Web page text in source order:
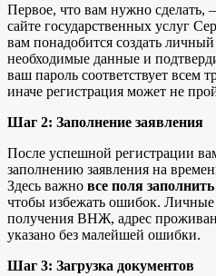
Первое, что вам нужно сделать,
сайте государственных услуг
вам понадобится создать личный
необходимые данные и
ваш пароль соответствует всем
иначе регистрация может не
Шаг 2: Заполнение заявления
После успешной регистрации
заполнению заявления на
Здесь важно все поля
чтобы избежать ошибок.
получения ВНЖ, адрес
указано без малейшей ошибки.
Шаг 3: Загрузка документов